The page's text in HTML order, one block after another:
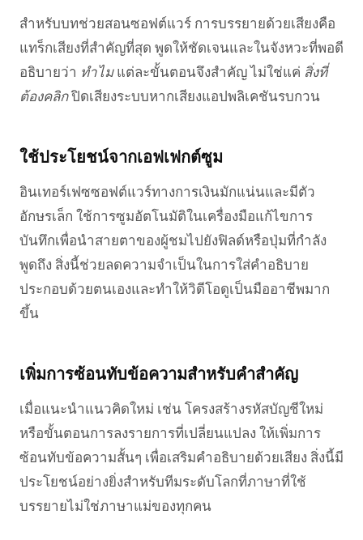
สำหรับบทช่วยสอนซอฟต์แวร์ การบรรยายด้วยเสียงคือ
แทร็กเสียงที่สำคัญที่สุด พูดให้ชัดเจนและในจังหวะที่พอดี
อธิบายว่า ทำไมแต่ละขั้นตอนจึงสำคัญ ไม่ใช่แค่ สิ่งที่
ต้องคลิกปิดเสียงระบบหากเสียงแอปพลิเคชันรบกวน
ใช้ประโยชน์จากเอฟเฟกต์ซูม
อินเทอร์เฟซซอฟต์แวร์ทางการเงินมักแน่นและมีตัว
อักษรเล็ก ใช้การซูมอัตโนมัติในเครื่องมือแก้ไขการ
บันทึกเพื่อนำสายตาของผู้ชมไปยังฟิลด์หรือปุ่มที่กำลัง
พูดถึง สิ่งนี้ช่วยลดความจำเป็นในการใส่คำอธิบาย
ประกอบด้วยตนเองและทำให้วิดีโอดูเป็นมืออาชีพมาก
ขึ้น
เพิ่มการซ้อนทับข้อความสำหรับคำสำคัญ
เมื่อแนะนำแนวคิดใหม่ เช่น โครงสร้างรหัสบัญชีใหม่
หรือขั้นตอนการลงรายการที่เปลี่ยนแปลง ให้เพิ่มการ
ซ้อนทับข้อความสั้นๆ เพื่อเสริมคำอธิบายด้วยเสียง สิ่งนี้มี
ประโยชน์อย่างยิ่งสำหรับทีมระดับโลกที่ภาษาที่ใช้
บรรยายไม่ใช่ภาษาแม่ของทุกคน